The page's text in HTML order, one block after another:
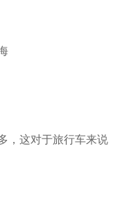
，这对于旅行车来说